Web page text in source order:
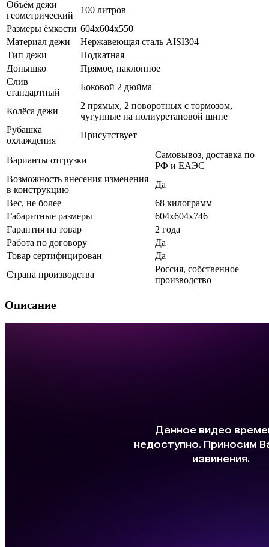
Объём дежи
геометрический
100 литров
Размеры ёмкости 604х604х550
Материал дежи
Нержавеющая сталь AISI304
Тип дежи
Подкатная
Донышко
Прямое, наклонное
Слив
стандартный
Боковой 2 дюйма
Колёса дежи
2 прямых, 2 поворотных с тормозом,
чугунные на полиуретановой шине
Рубашка
охлаждения
Присутствует
Варианты отгрузки
Самовывоз, доставка по
РФ и ЕАЭС
Возможность внесения изменения
в конструкцию
Да
Вес, не более
68 килограмм
Габаритные размеры
604х604х746
Гарантия на товар
2 года
Работа по договору
Да
Товар сертифицирован
Да
Страна производства
Россия, собственное
производство
Описание